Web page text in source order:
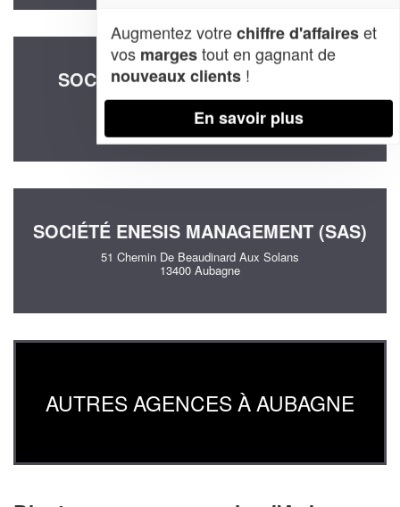
SOCIÉTÉ JM AD’MISSIONS (SAS)
3 Rue Jean Mermoz
13400 Aubagne
SOCIÉTÉ ENESIS MANAGEMENT (SAS)
51 Chemin De Beaudinard Aux Solans
13400 Aubagne
AUTRES AGENCES À AUBAGNE
Augmentez votrechiffre d'affaireset
vos margestout en gagnant de
nouveaux clients !
En savoir plus